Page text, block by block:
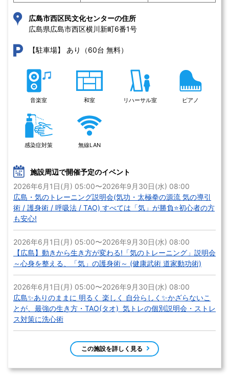
広島市西区民文化センターの住所
広島県広島市西区横川新町6番1号
【駐車場】 あり（60台 無料）
音楽室 和室 リハーサル室 ピアノ
感染症対策 無線LAN
施設周辺で開催予定のイベント
2026年6月1日(月) 05:00〜2026年9月30日(水) 08:00
広島・気のトレーニング説明会(気功・太極拳の源流 気の導引
術 / 護身術 / 呼吸法 / TAO) すべては「気」が勝負⭐初心者の方
も安心!
2026年6月1日(月) 05:00〜2026年9月30日(水) 08:00
【広島】動きから生き方が変わる!「気のトレーニング」説明会
～心身を整える、「気」の護身術～ (健康武術 道家動功術)
2026年6月1日(月) 05:00〜2026年9月30日(水) 08:00
広島✨️ありのままに 明るく 楽しく 自分らしく️✨️かざらないこ
とが、最強の生き方・TAO(タオ) 気トレの個別説明会・ストレ
ス対策に洗心術
この施設を詳しく見る